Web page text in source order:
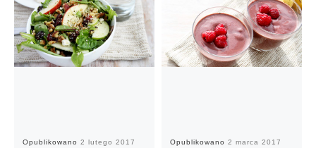
Opublikowano 2 lutego 2017 Opublikowano 2 marca 2017